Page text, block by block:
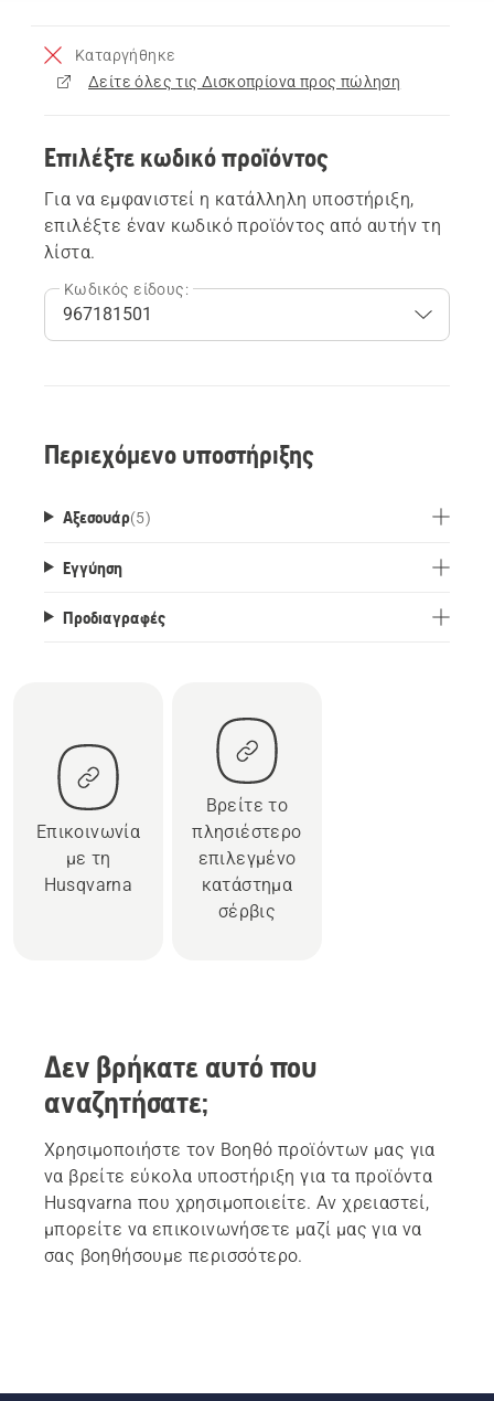
Καταργήθηκε
Δείτε όλες τις Δισκοπρίονα προς πώληση
Επιλέξτε κωδικό προϊόντος
Για να εμφανιστεί η κατάλληλη υποστήριξη,
επιλέξτε έναν κωδικό προϊόντος από αυτήν τη
λίστα.
Κωδικός είδους:
Περιεχόμενο υποστήριξης
Αξεσουάρ(5)
Εγγύηση
Προδιαγραφές
Επικοινωνία
με τη
Husqvarna
Βρείτε το
πλησιέστερο
επιλεγμένο
κατάστημα
σέρβις
Δεν βρήκατε αυτό που
αναζητήσατε;
Χρησιμοποιήστε τον Βοηθό προϊόντων μας για
να βρείτε εύκολα υποστήριξη για τα προϊόντα
Husqvarna που χρησιμοποιείτε. Αν χρειαστεί,
μπορείτε να επικοινωνήσετε μαζί μας για να
σας βοηθήσουμε περισσότερο.